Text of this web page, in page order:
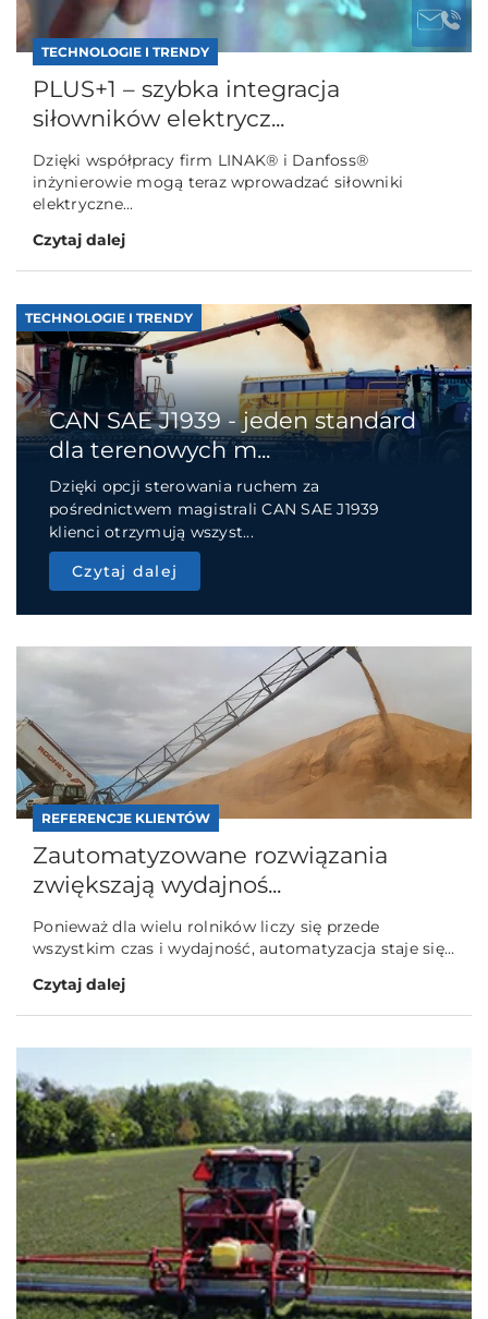
TECHNOLOGIE I TRENDY
PLUS+1 – szybka integracja
siłowników elektrycz...
Dzięki współpracy firm LINAK® i Danfoss®
inżynierowie mogą teraz wprowadzać siłowniki
elektryczne...
Czytaj dalej
TECHNOLOGIE I TRENDY
CAN SAE J1939 - jeden standard
dla terenowych m...
Dzięki opcji sterowania ruchem za
pośrednictwem magistrali CAN SAE J1939
klienci otrzymują wszyst...
Czytaj dalej
REFERENCJE KLIENTÓW
Zautomatyzowane rozwiązania
zwiększają wydajnoś...
Ponieważ dla wielu rolników liczy się przede
wszystkim czas i wydajność, automatyzacja staje się...
Czytaj dalej